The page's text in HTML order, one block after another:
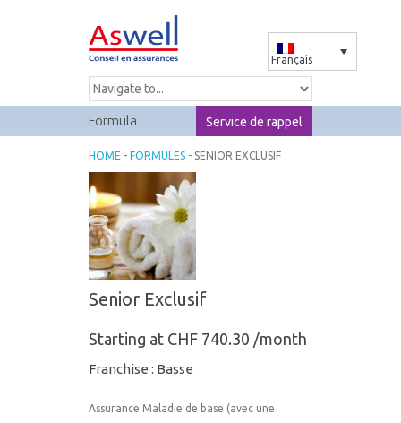
Français
Formula Service de rappel
HOME - FORMULES - SENIOR EXCLUSIF
Senior Exclusif
Starting at CHF 740.30 /month
Franchise : Basse
Assurance Maladie de base (avec une